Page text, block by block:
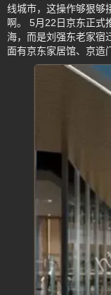
线城市，这操作够狠够
啊。 5月22日京东正式
海，而是刘强东老家宿
面有京东家居馆、京造